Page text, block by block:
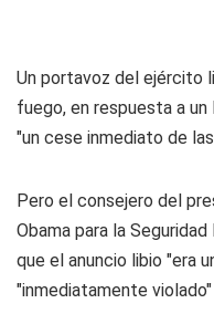
Un portavoz del ejército
fuego, en respuesta a
"un cese inmediato de
Pero el consejero del
Obama para la
que el anuncio libio "era
"inmediatamente